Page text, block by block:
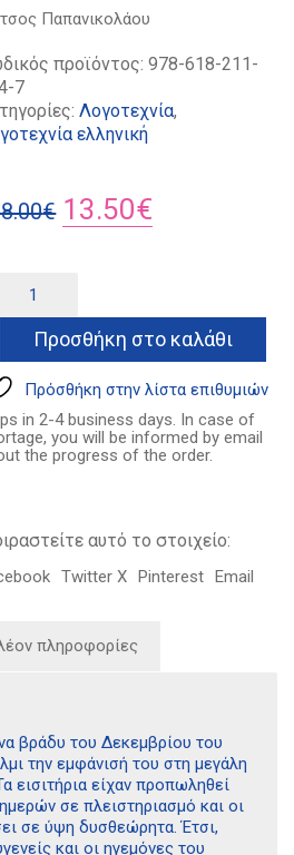
Παπανικολάου
προϊόντος:978-618-211-
7
Λογοτεχνία,
ελληνική
€ Original
18.00€.
13.50€
είναι:
13.50€.
Προσθήκη στο καλάθι
Πρόσθήκη στην λίστα επιθυμιών
in 2-4 business days. In case of
you will be informed by email
the progress of the order.
αυτό το στοιχείο:
Twitter X Pinterest Email
πληροφορίες
βράδυ του Δεκεμβρίου του
την εμφάνισή του στη μεγάλη
εισιτήρια είχαν προπωληθεί
σε πλειστηριασμό και οι
σε ύψη δυσθεώρητα. Έτσι,
και οι ηγεμόνες του